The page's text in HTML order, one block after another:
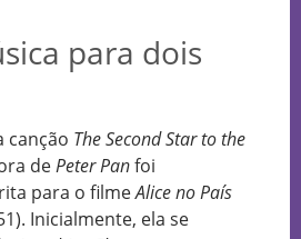
para dois
canção The Second Star to the
dePeter Panfoi
para o filmeAlice no País
Inicialmente, ela se